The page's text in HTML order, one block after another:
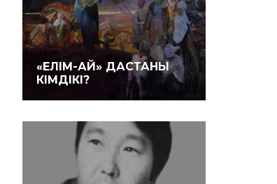
«ЕЛІМ-АЙ» ДАСТАНЫ
КІМДІКІ?